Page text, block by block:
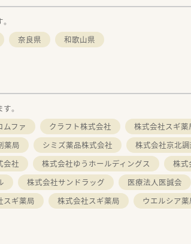
奈良県 和歌山県
。
ファ クラフト株式会社 株式会社スギ薬
薬局 シミズ薬品株式会社 株式会社京北
会社 株式会社ゆうホールディングス 株式
株式会社サンドラッグ 医療法人医誠会
スギ薬局 株式会社スギ薬局 ウエルシア